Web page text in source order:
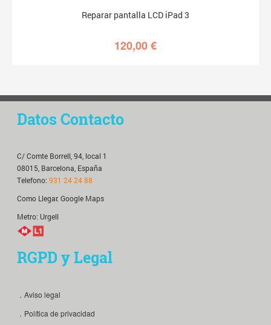
Reparar pantalla LCD iPad 3
120,00€
Datos Contacto
C/ Comte Borrell, 94, local 1
08015, Barcelona, España
Telefono:931 24 24 88
Como Llegar:Google Maps
Metro: Urgell
RGPD y Legal
．Aviso legal
．Política de privacidad